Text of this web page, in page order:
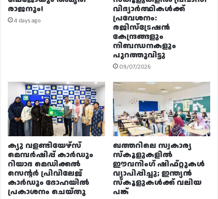
രാജനും!
4 days ago
വിദ്യാർത്ഥികൾക്ക്
പ്രവേശനം:
രജിസ്ട്രേഷൻ
കേന്ദ്രങ്ങളും
നിബന്ധനകളും
പുറത്തുവിട്ടു
09/07/2026
ക്യു വളണ്ടിയേഴ്‌സ്
മെമ്പർഷിപ്പ് കാർഡും
റിയാദ മെഡിക്കൽ
സെന്റർ പ്രിവിലേജ്
കാർഡും ദോഹയിൽ
പ്രകാശനം ചെയ്തു
ഖത്തറിലെ സ്വകാര്യ
സ്കൂളുകളിൽ
ഈവനിംഗ് ഷിഫ്റ്റുകൾ
വ്യാപിപ്പിച്ചു; ഇന്ത്യൻ
സ്കൂളുകൾക്ക് വലിയ
പങ്ക്